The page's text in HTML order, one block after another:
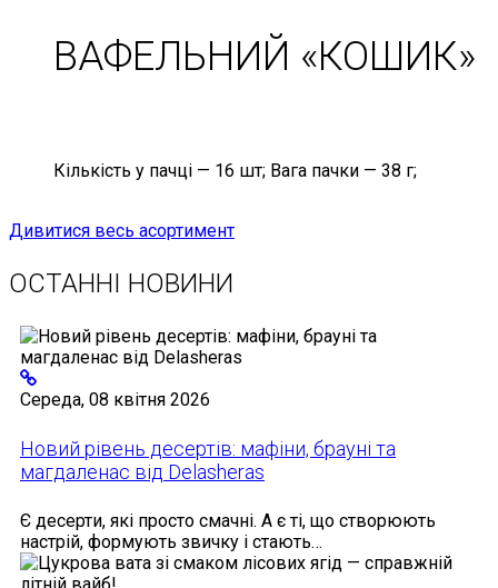
ВАФЕЛЬНИЙ «КОШИК»
Кількість у пачці — 16 шт; Вага пачки — 38 г;
Дивитися весь асортимент
ОСТАННІ НОВИНИ
Середа, 08 квітня 2026
Новий рівень десертів: мафіни, брауні та
магдаленас від Delasheras
Є десерти, які просто смачні. А є ті, що створюють
настрій, формують звичку і стають…